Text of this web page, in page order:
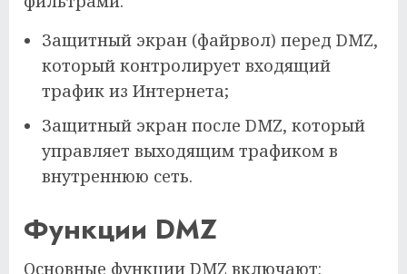
Защитный экран (файрвол) перед DMZ,
который контролирует входящий
трафик из Интернета;
Защитный экран после DMZ, который
управляет выходящим трафиком в
внутреннюю сеть.
Функции DMZ
Основные функции DMZ включают: